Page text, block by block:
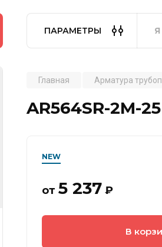
ПАРАМЕТРЫ
Главная Арматура
AR564SR-2M-25
NEW
от 5 237 ₽
В